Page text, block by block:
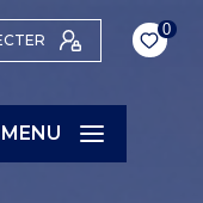
0
MENU